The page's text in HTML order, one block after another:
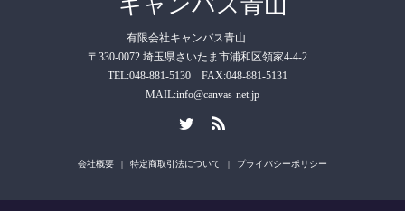
有限会社キャンバス青山
〒330-0072 埼玉県さいたま市浦和区領家4-4-2
TEL:048-881-5130 FAX:048-881-5131
MAIL:info@canvas-net.jp
会社概要 特定商取引法について プライバシーポリシー